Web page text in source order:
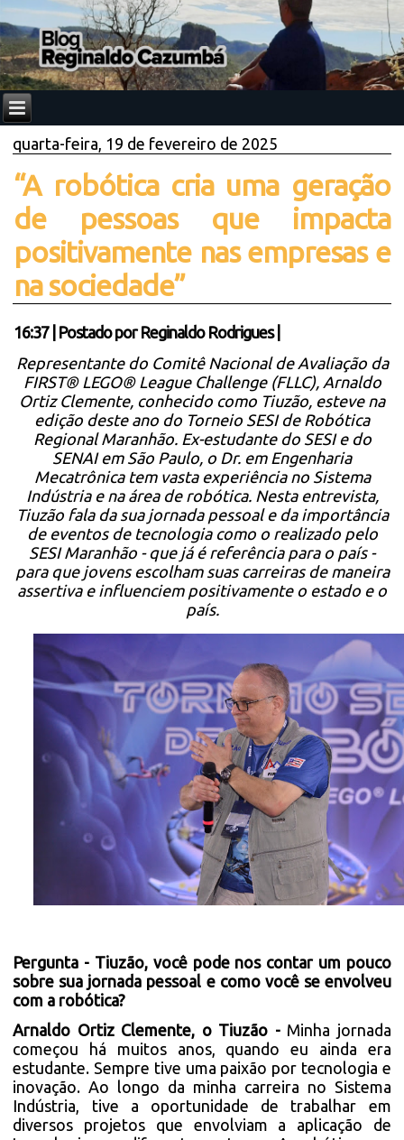
quarta-feira, 19 de fevereiro de 2025
“A robótica cria uma geração
de pessoas que impacta
positivamente nas empresas e
na sociedade”
16:37| Postado por Reginaldo Rodrigues
Representante do Comitê Nacional de Avaliação da
FIRST® LEGO® League Challenge (FLLC), Arnaldo
Ortiz Clemente, conhecido como Tiuzão, esteve na
edição deste ano do Torneio SESI de Robótica
Regional Maranhão. Ex-estudante do SESI e do
SENAI em São Paulo, o Dr. em Engenharia
Mecatrônica tem vasta experiência no Sistema
Indústria e na área de robótica. Nesta entrevista,
Tiuzão fala da sua jornada pessoal e da importância
de eventos de tecnologia como o realizado pelo
SESI Maranhão - que já é referência para o país -
para que jovens escolham suas carreiras de maneira
assertiva e influenciem positivamente o estado e o
país.
Pergunta - Tiuzão, você pode nos contar um pouco
sobre sua jornada pessoal e como você se envolveu
com a robótica?
Arnaldo Ortiz Clemente, o Tiuzão -Minha jornada
começou há muitos anos, quando eu ainda era
estudante. Sempre tive uma paixão por tecnologia e
inovação. Ao longo da minha carreira no Sistema
Indústria, tive a oportunidade de trabalhar em
diversos projetos que envolviam a aplicação de